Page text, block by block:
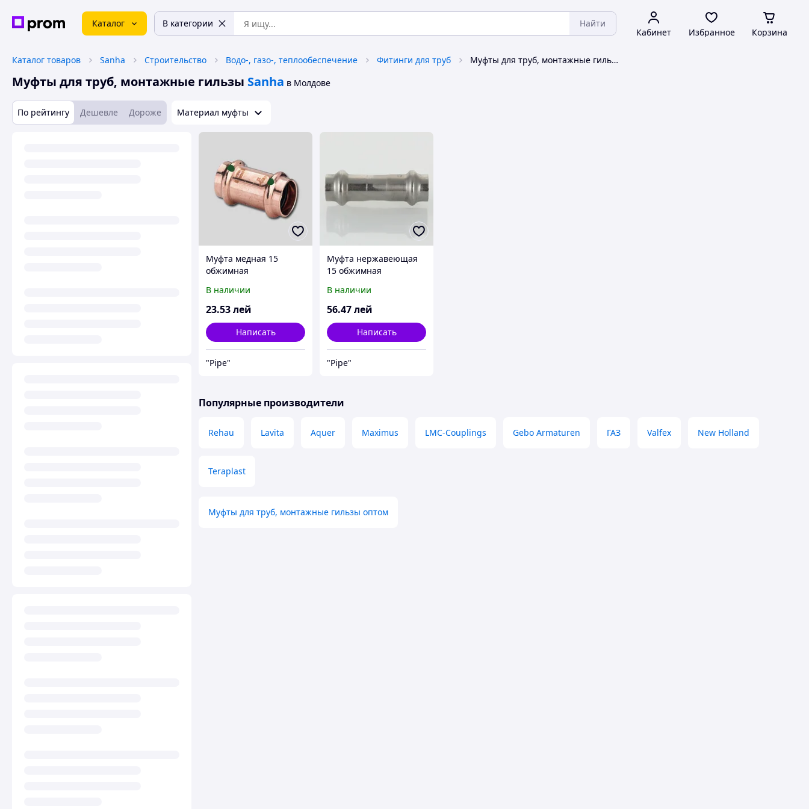
Каталог В категории Найти
Кабинет Избранное Корзина
Каталог товаров Sanha Строительство Водо-, газо-, теплообеспечение Фитинги для труб Муфты для труб, монтажные гильзы Sanha
Муфты для труб, монтажные гильзы Sanha в Молдове
По рейтингу Дешевле Дороже Материал муфты
Муфта медная 15
обжимная
В наличии
23.53лей
Написать
"Pipe"
Муфта нержавеющая
15 обжимная
В наличии
56.47лей
Написать
"Pipe"
Популярные производители
Rehau Lavita Aquer Maximus LMC-Couplings Gebo Armaturen ГАЗ Valfex New Holland
Teraplast
Муфты для труб, монтажные гильзы оптом